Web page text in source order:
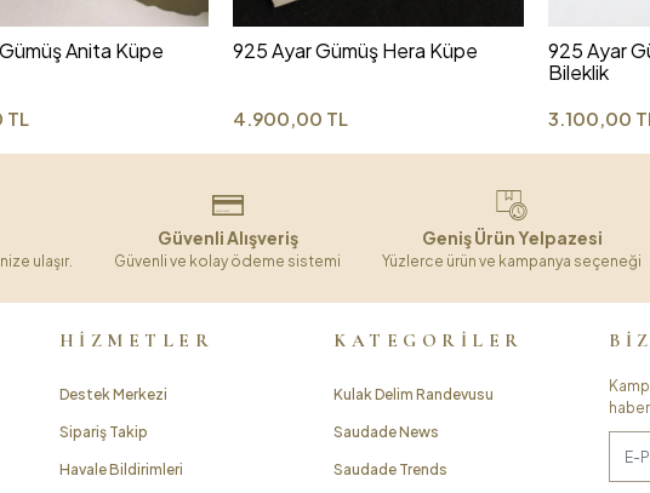
Anita Küpe
TL
925 Ayar Gümüş Hera Küpe
4.900,00 TL
925 Ayar
Bileklik
3.100,00
ulaşır.
Güvenli Alışveriş
Güvenli ve kolay ödeme sistemi
Geniş Ürün Yelpazesi
Yüzlerce ürün ve kampanya seçeneği
HİZMETLER
Destek Merkezi
Sipariş Takip
Havale Bildirimleri
KATEGORİLER
Kulak Delim Randevusu
Saudade News
Saudade Trends